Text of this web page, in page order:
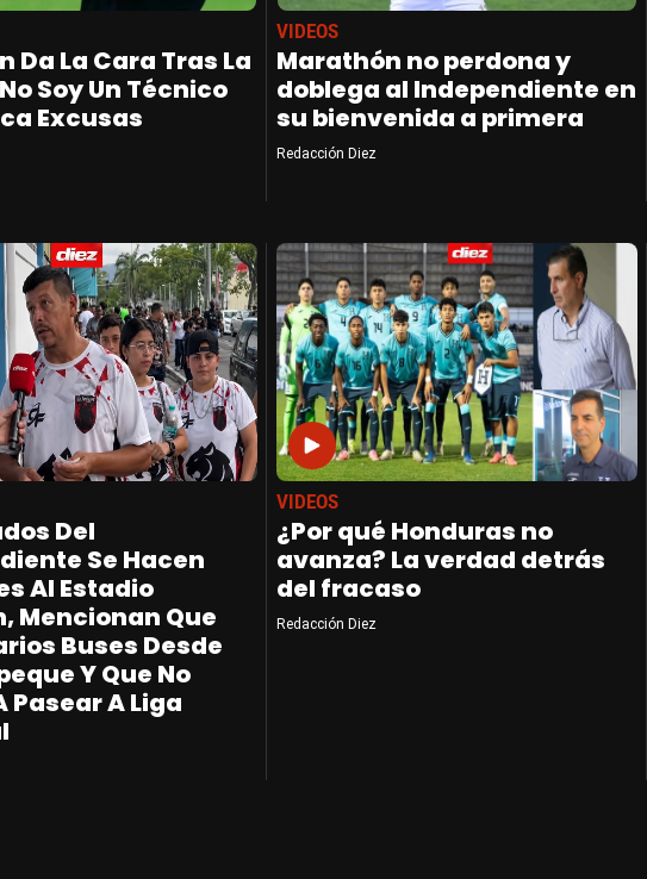
Da La Cara Tras La
Soy Un Técnico
Excusas
VIDEOS
Marathón no perdona y
doblega al Independiente en
su bienvenida a primera
Redacción Diez
Del
Se Hacen
Al Estadio
Mencionan Que
Buses Desde
Y Que No
Pasear A Liga
VIDEOS
¿Por qué Honduras no
avanza? La verdad detrás
del fracaso
Redacción Diez